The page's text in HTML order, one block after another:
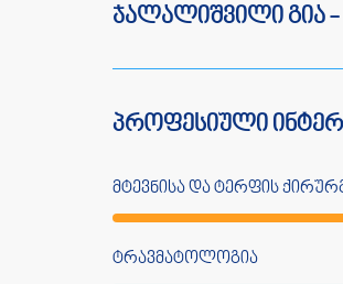
ჯალალიშვილი გია
პროფესიული
მტევნისა და ტერფის
ტრავმატოლოგია